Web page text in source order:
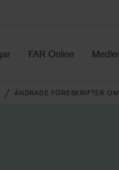
FAR Online
ÄNDRADE FÖRESKRIFTER